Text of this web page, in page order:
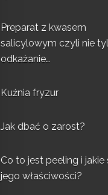
Preparat z kwasem
salicylowym czyli nie
odkażanie…
Kuźnia fryzur
Jak dbać o zarost?
Co to jest peeling i jakie
jego właściwości?